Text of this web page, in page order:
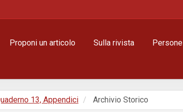
Proponi un articolo Sulla rivista Persone
13, Appendici Archivio Storico